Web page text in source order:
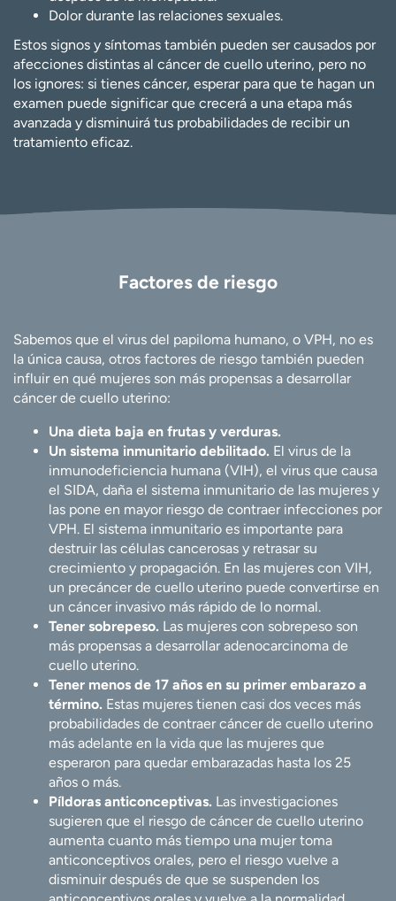
Dolor durante las relaciones sexuales.
Estos signos y síntomas también pueden ser causados por
afecciones distintas al cáncer de cuello uterino, pero no
los ignores: si tienes cáncer, esperar para que te hagan un
examen puede significar que crecerá a una etapa más
avanzada y disminuirá tus probabilidades de recibir un
tratamiento eficaz.
Factores de riesgo
Sabemos que el virus del papiloma humano, o VPH, no es
la única causa, otros factores de riesgo también pueden
influir en qué mujeres son más propensas a desarrollar
cáncer de cuello uterino:
Una dieta baja en frutas y verduras.
Un sistema inmunitario debilitado. El virus de la
inmunodeficiencia humana (VIH), el virus que causa
el SIDA, daña el sistema inmunitario de las mujeres y
las pone en mayor riesgo de contraer infecciones por
VPH. El sistema inmunitario es importante para
destruir las células cancerosas y retrasar su
crecimiento y propagación. En las mujeres con VIH,
un precáncer de cuello uterino puede convertirse en
un cáncer invasivo más rápido de lo normal.
Tener sobrepeso. Las mujeres con sobrepeso son
más propensas a desarrollar adenocarcinoma de
cuello uterino.
Tener menos de 17 años en su primer embarazo a
término. Estas mujeres tienen casi dos veces más
probabilidades de contraer cáncer de cuello uterino
más adelante en la vida que las mujeres que
esperaron para quedar embarazadas hasta los 25
años o más.
Píldoras anticonceptivas. Las investigaciones
sugieren que el riesgo de cáncer de cuello uterino
aumenta cuanto más tiempo una mujer toma
anticonceptivos orales, pero el riesgo vuelve a
disminuir después de que se suspenden los